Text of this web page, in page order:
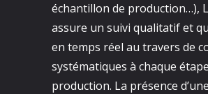
échantillon de production…),
assure un suivi qualitatif et
en temps réel au travers de
systématiques à chaque
production. La présence